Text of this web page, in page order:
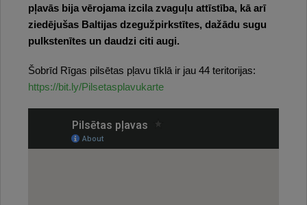
pļavās bija vērojama izcila zvaguļu attīstība, kā arī
ziedējušas Baltijas dzegužpirkstītes, dažādu sugu
pulkstenītes un daudzi citi augi.
Šobrīd Rīgas pilsētas pļavu tīklā ir jau 44 teritorijas:
https://bit.ly/Pilsetasplavukarte